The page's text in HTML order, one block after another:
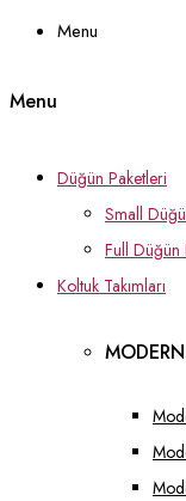
Menu
Menu
Düğün Paketleri
Small
Full Düğün
Koltuk Takımları
MODERN